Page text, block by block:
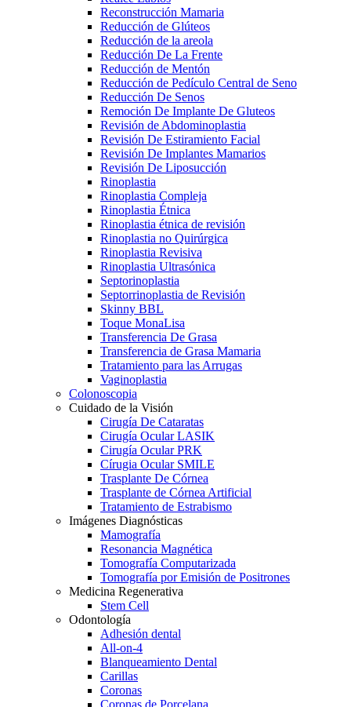
Reconstrucción Mamaria
Reducción de Glúteos
Reducción de la areola
Reducción De La Frente
Reducción de Mentón
Reducción de Pedículo Central de Seno
Reducción De Senos
Remoción De Implante De Gluteos
Revisión de Abdominoplastia
Revisión De Estiramiento Facial
Revisión De Implantes Mamarios
Revisión De Liposucción
Rinoplastia
Rinoplastia Compleja
Rinoplastia Étnica
Rinoplastia étnica de revisión
Rinoplastia no Quirúrgica
Rinoplastia Revisiva
Rinoplastia Ultrasónica
Septorinoplastia
Septorrinoplastia de Revisión
Skinny BBL
Toque MonaLisa
Transferencia De Grasa
Transferencia de Grasa Mamaria
Tratamiento para las Arrugas
Vaginoplastia
Colonoscopia
Cuidado de la Visión
Cirugía De Cataratas
Cirugía Ocular LASIK
Cirugía Ocular PRK
Círugia Ocular SMILE
Trasplante De Córnea
Trasplante de Córnea Artificial
Tratamiento de Estrabismo
Imágenes Diagnósticas
Mamografía
Resonancia Magnética
Tomografía Computarizada
Tomografía por Emisión de Positrones
Medicina Regenerativa
Stem Cell
Odontología
Adhesión dental
All-on-4
Blanqueamiento Dental
Carillas
Coronas
Coronas de Porcelana